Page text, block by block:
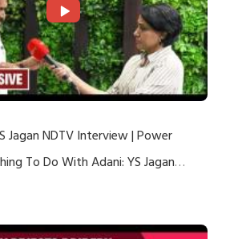
Jagan NDTV Interview | Power
To Do With Adani: YS Jagan